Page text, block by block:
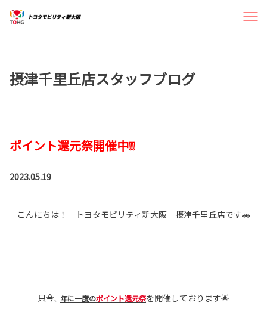
摂津千里丘店スタッフブログ
ポイント還元祭開催中❕❕
2023.05.19
こんにちは！ トヨタモビリティ新大阪 摂津千里丘店です🚗
只今、 年に一度のポイント還元祭を開催しております🌟